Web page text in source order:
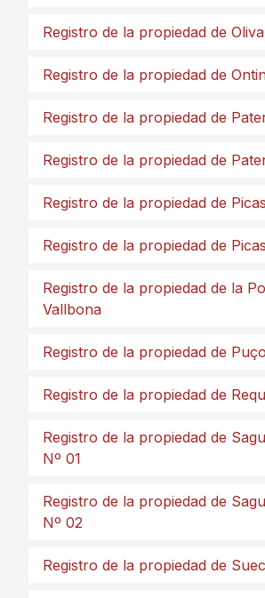
Registro de la propiedad de Oliva
Registro de la propiedad de
Registro de la propiedad de
Registro de la propiedad de
Registro de la propiedad de
Registro de la propiedad de
Registro de la propiedad de la
Vallbona
Registro de la propiedad de
Registro de la propiedad de
Registro de la propiedad de
Nº 01
Registro de la propiedad de
Nº 02
Registro de la propiedad de